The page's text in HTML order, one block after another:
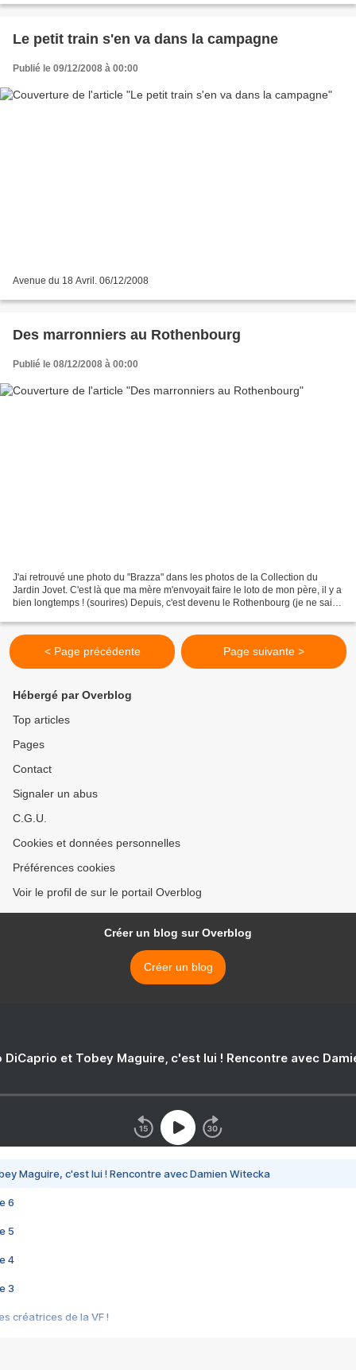
Le petit train s'en va dans la campagne
Publié le 09/12/2008 à 00:00
Avenue du 18 Avril. 06/12/2008
Des marronniers au Rothenbourg
Publié le 08/12/2008 à 00:00
J'ai retrouvé une photo du "Brazza" dans les photos de la Collection du
Jardin Jovet. C'est là que ma mère m'envoyait faire le loto de mon père, il y a
bien longtemps ! (sourires) Depuis, c'est devenu le Rothenbourg (je ne sais
< Page précédente Page suivante >
Hébergé par Overblog
Top articles
Pages
Contact
Signaler un abus
C.G.U.
Cookies et données personnelles
Préférences cookies
Voir le profil de sur le portail Overblog
Créer un blog sur Overblog
Créer un blog
DiCaprio et Tobey Maguire, c'est lui ! Rencontre avec
Maguire, c'est lui ! Rencontre avec Damien Witecka
6
5
4
3
créatrices de la VF !